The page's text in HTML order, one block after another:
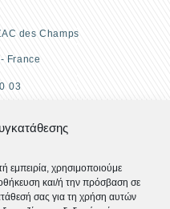
εμπειρία, χρησιμοποιούμε
και/ή την πρόσβαση σε
σας για τη χρήση αυτών
des Champs
France
03
ΜΑΖΙ ΜΑΣ